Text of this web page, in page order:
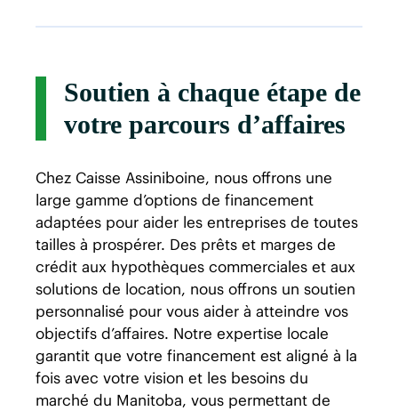
Soutien à chaque étape de
votre parcours d’affaires
Chez Caisse Assiniboine, nous offrons une
large gamme d’options de financement
adaptées pour aider les entreprises de toutes
tailles à prospérer. Des prêts et marges de
crédit aux hypothèques commerciales et aux
solutions de location, nous offrons un soutien
personnalisé pour vous aider à atteindre vos
objectifs d’affaires. Notre expertise locale
garantit que votre financement est aligné à la
fois avec votre vision et les besoins du
marché du Manitoba, vous permettant de